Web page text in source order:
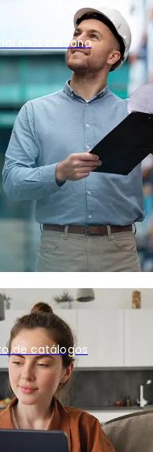
más cercano
de catálogos